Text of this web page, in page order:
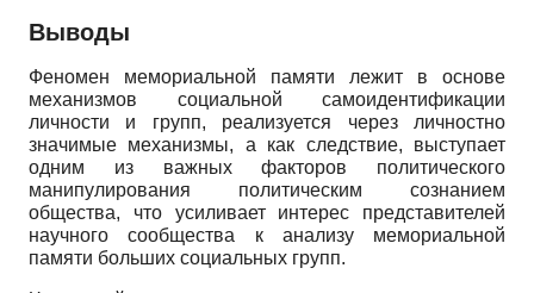
Выводы
Феномен мемориальной памяти лежит в основе
механизмов социальной самоидентификации
личности и групп, реализуется через личностно
значимые механизмы, а как следствие, выступает
одним из важных факторов политического
манипулирования политическим сознанием
общества, что усиливает интерес представителей
научного сообщества к анализу мемориальной
памяти больших социальных групп.